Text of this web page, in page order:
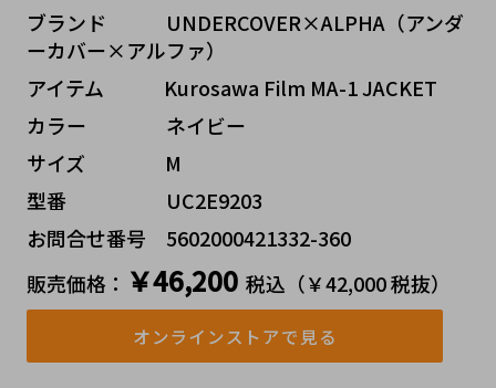
ブランド   UNDERCOVER×ALPHA（アンダ
ーカバー×アルファ）
アイテム   Kurosawa Film MA-1 JACKET
カラー    ネイビー
サイズ    M
型番     UC2E9203
お問合せ番号 5602000421332-360
販売価格： ￥46,200 税込（￥42,000 税抜）
オンラインストアで見る